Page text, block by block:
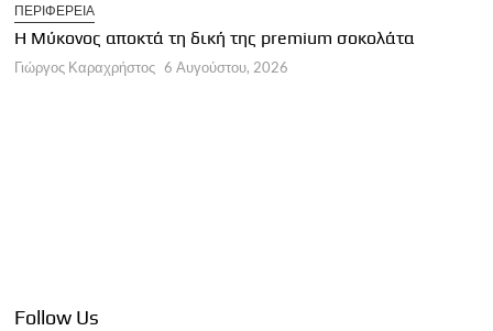
ΠΕΡΙΦΕΡΕΙΑ
Η Μύκονος αποκτά τη δική της premium σοκολάτα
Γιώργος Καραχρήστος 6 Αυγούστου, 2026
Follow Us